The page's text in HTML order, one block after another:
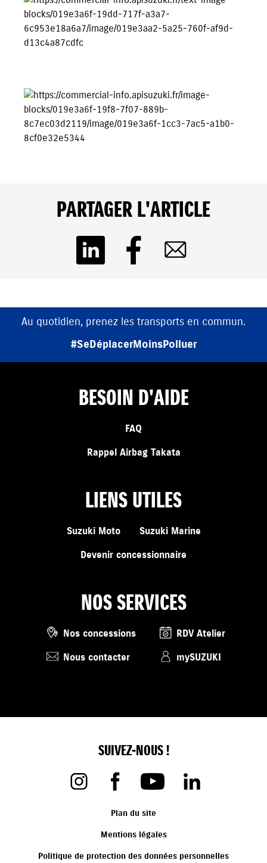
PARTAGER L'ARTICLE
Au quotidien, prenez les transports en commun.
#SeDéplacerMoinsPolluer
BESOIN D'AIDE
FAQ
Rappel Airbag Takata
LIENS UTILES
Suzuki Moto
Suzuki Marine
Devenir concessionnaire
NOS SERVICES
Nos concessions
Nous contacter
RDV Atelier
mySUZUKI
SUIVEZ-NOUS !
Plan du site
Mentions légales
Politique de protection des données personnelles